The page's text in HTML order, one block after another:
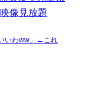
いわww」←これ